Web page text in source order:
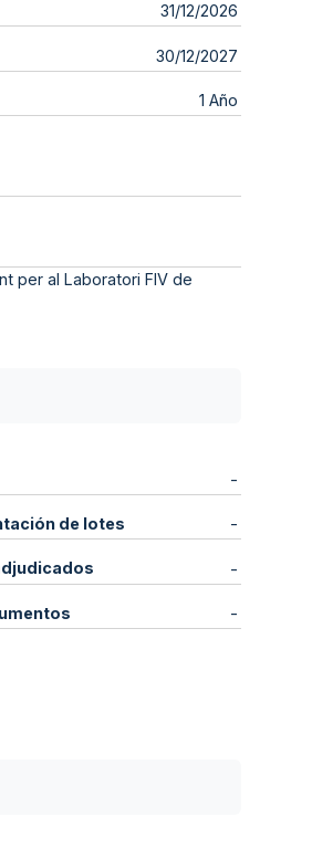
31/12/2026
30/12/2027
1 Año
per al Laboratori FIV de
-
de lotes -
-
-